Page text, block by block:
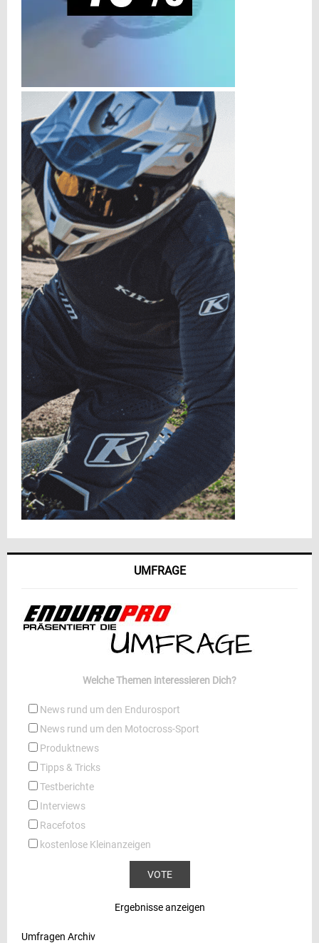
UMFRAGE
Welche Themen interessieren Dich?
News rund um den Endurosport
News rund um den Motocross-Sport
Produktnews
Tipps & Tricks
Testberichte
Interviews
Racefotos
kostenlose Kleinanzeigen
Ergebnisse anzeigen
Umfragen Archiv